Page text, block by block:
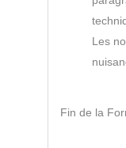
Les
Fin de la